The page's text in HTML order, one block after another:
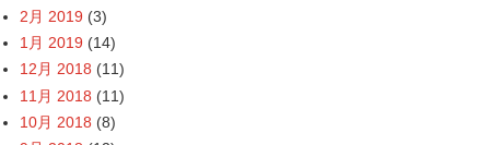
2月 2019 (3)
1月 2019 (14)
12月 2018 (11)
11月 2018 (11)
10月 2018 (8)